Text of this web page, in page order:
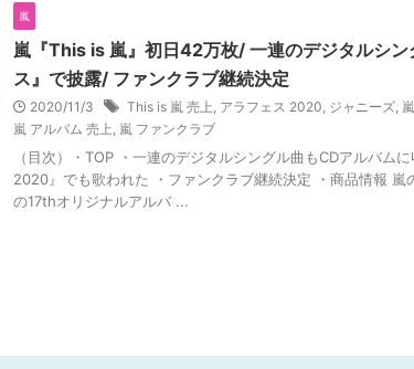
嵐
嵐『This is 嵐』初日42万枚/ 一連のデジタルシン
ス』で披露/ ファンクラブ継続決定
2020/11/3 This is 嵐 売上, アラフェス 2020, ジャニーズ, 嵐
嵐 アルバム 売上, 嵐 ファンクラブ
（目次）・TOP ・一連のデジタルシングル曲もCDアルバム
2020』でも歌われた ・ファンクラブ継続決定 ・商品情報 嵐
の17thオリジナルアルバ ...